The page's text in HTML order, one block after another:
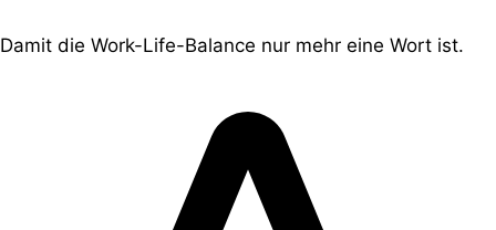
Damit die Work-Life-Balance nur mehr eine Wort ist.